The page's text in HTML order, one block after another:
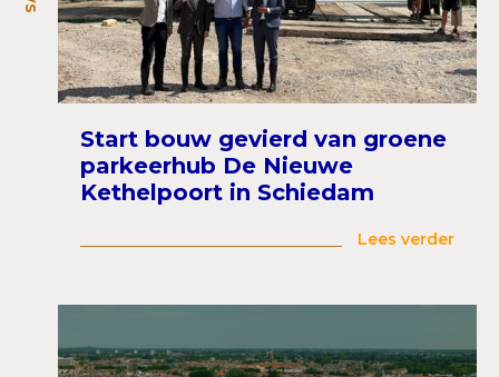
Start bouw gevierd van groene
parkeerhub De Nieuwe
Kethelpoort in Schiedam
Lees verder